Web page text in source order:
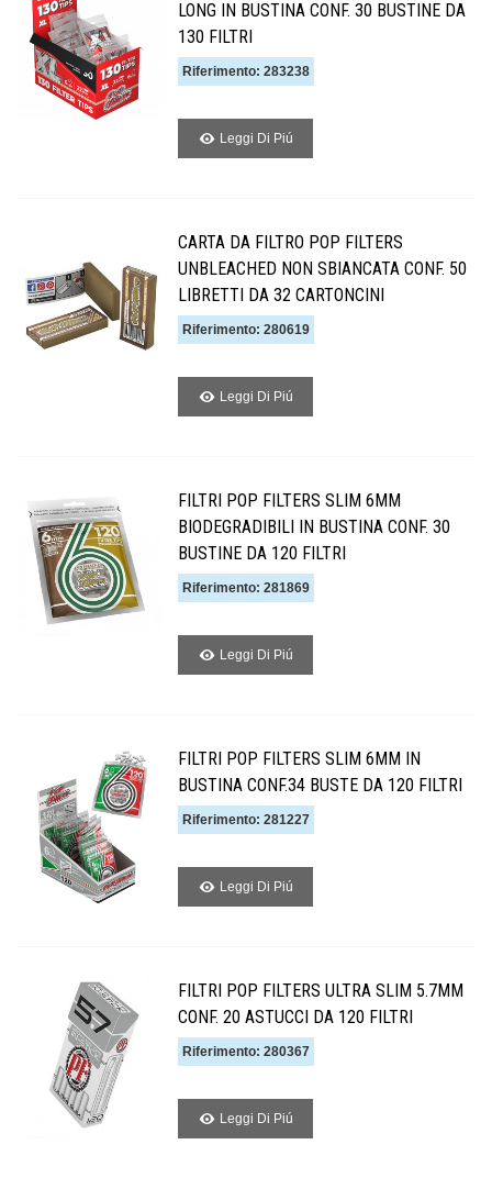
LONG IN BUSTINA CONF. 30 BUSTINE DA
130 FILTRI
Riferimento: 283238
Leggi Di Piú
CARTA DA FILTRO POP FILTERS
UNBLEACHED NON SBIANCATA CONF. 50
LIBRETTI DA 32 CARTONCINI
Riferimento: 280619
Leggi Di Piú
FILTRI POP FILTERS SLIM 6MM
BIODEGRADIBILI IN BUSTINA CONF. 30
BUSTINE DA 120 FILTRI
Riferimento: 281869
Leggi Di Piú
FILTRI POP FILTERS SLIM 6MM IN
BUSTINA CONF.34 BUSTE DA 120 FILTRI
Riferimento: 281227
Leggi Di Piú
FILTRI POP FILTERS ULTRA SLIM 5.7MM
CONF. 20 ASTUCCI DA 120 FILTRI
Riferimento: 280367
Leggi Di Piú